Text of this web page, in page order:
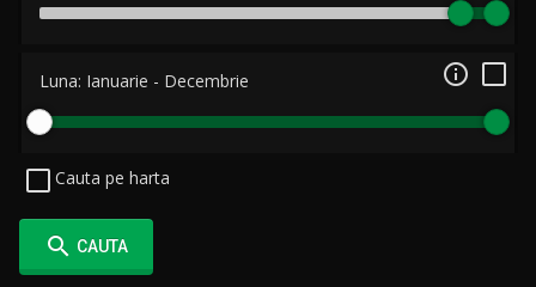
Luna: Ianuarie - Decembrie 
Cauta pe harta
 CAUTA